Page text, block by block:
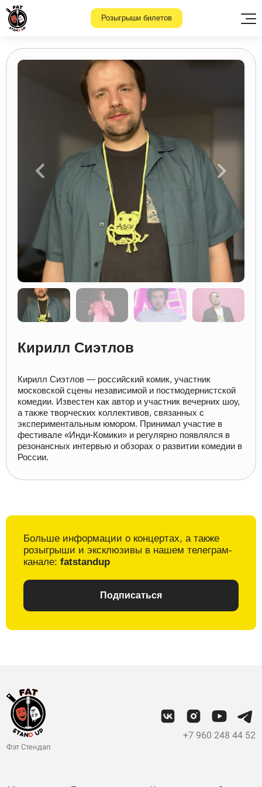
Розыгрыши билетов
Кирилл Сиэтлов
Кирилл Сиэтлов — российский комик, участник
московской сцены независимой и постмодернистской
комедии. Известен как автор и участник вечерних шоу,
а также творческих коллективов, связанных с
экспериментальным юмором. Принимал участие в
фестивале «Инди-Комики» и регулярно появлялся в
резонансных интервью и обзорах о развитии комедии в
России.
Больше информации о концертах, а также
розыгрыши и эксклюзивы в нашем телеграм-
канале: fatstandup
Подписаться
Фэт Стендап
+7 960 248 44 52